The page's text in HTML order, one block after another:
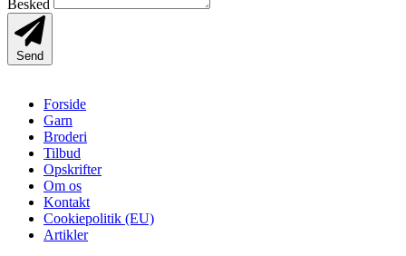
Besked
Send
Forside
Garn
Broderi
Tilbud
Opskrifter
Om os
Kontakt
Cookiepolitik (EU)
Artikler